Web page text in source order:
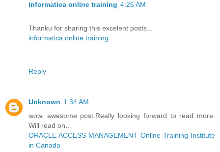
informatica online training 4:26 AM
Thanku for sharing this excelent posts...
informatica online training
Reply
Unknown 1:34 AM
wow, awesome post.Really looking forward to read more.
Will read on…
ORACLE ACCESS MANAGEMENT Online Training Institute
in Canada